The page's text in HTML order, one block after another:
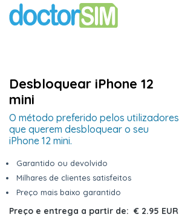
Desbloquear iPhone 12
mini
O método preferido pelos utilizadores
que querem desbloquear o seu
iPhone 12 mini.
Garantido ou devolvido
Milhares de clientes satisfeitos
Preço mais baixo garantido
Preço e entrega a partir de: € 2.95 EUR